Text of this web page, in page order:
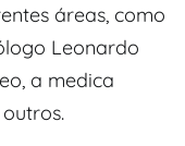
áreas, como
Leonardo
a medica